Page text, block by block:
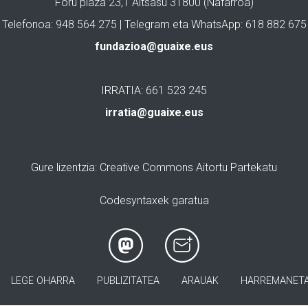
Telefonoa: 948 564 275 | Telegram eta WhatsApp: 618 882 675
fundazioa@guaixe.eus
IRRATIA: 661 523 245
irratia@guaixe.eus
Gure lizentzia: Creative Commons Aitortu Partekatu
Codesyntaxek garatua
LEGE OHARRA PUBLIZITATEA ARAUAK